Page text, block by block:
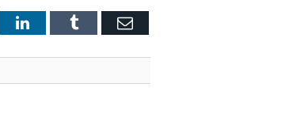
LinkedInTumblr Email